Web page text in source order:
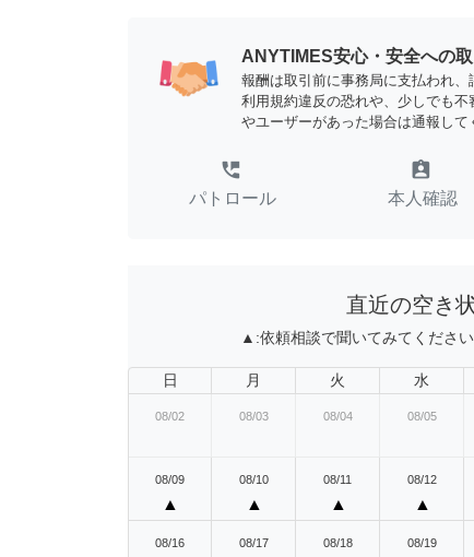
ANYTIMES安心・安全への
報酬は取引前に事務局に支払われ、
利用規約違反の恐れや、少しでも
やユーザーがあった場合は通報して
perm_phone_msg
パトロール
assignment_ind
本人確認
直近の空き
▲:依頼相談で聞いてみてください
日 月 火 水
08/02 08/03 08/04 08/05
08/09
▲
08/10
▲
08/11
▲
08/12
▲
08/16 08/17 08/18 08/19